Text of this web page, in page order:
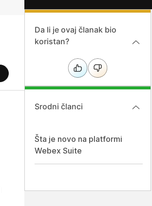
Da li je ovaj članak bio
koristan?
Srodni članci
Šta je novo na platformi
Webex Suite